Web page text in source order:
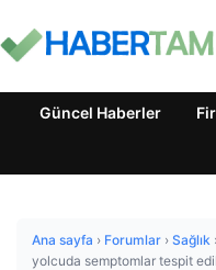
Güncel Haberler
Ana sayfa › Forumlar › Sağlık
yolcuda semptomlar tespit